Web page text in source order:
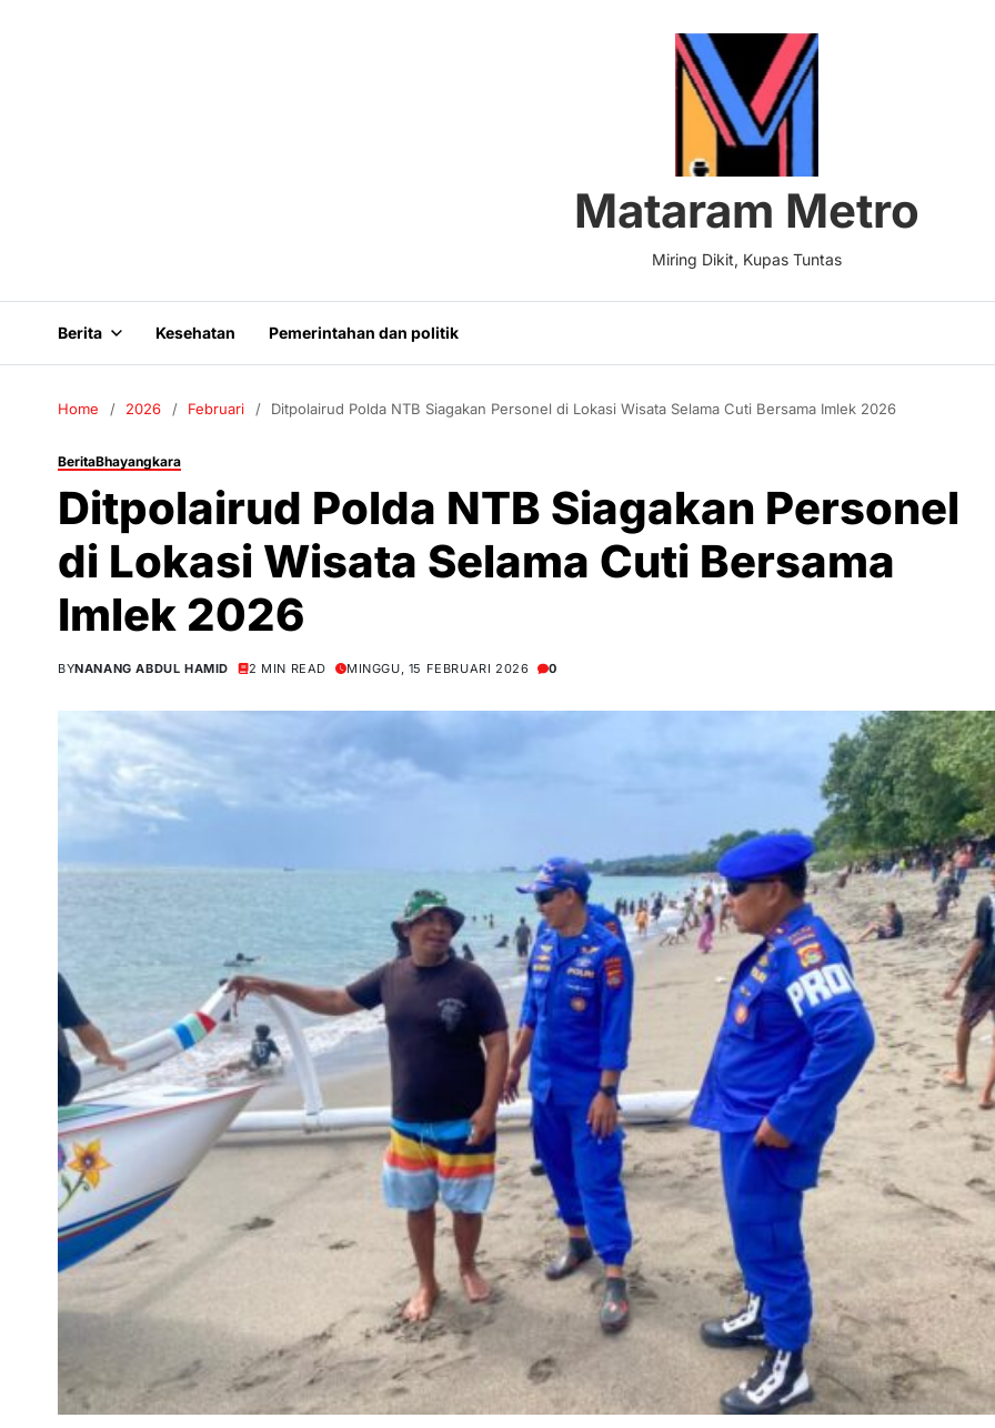
Mataram Metro
Miring Dikit, Kupas Tuntas
Berita Kesehatan Pemerintahan dan politik
Home 2026 Februari Ditpolairud Polda NTB Siagakan Personel di Lokasi Wisata Selama Cuti Bersama Imlek 2026
BeritaBhayangkara
Ditpolairud Polda NTB Siagakan Personel
di Lokasi Wisata Selama Cuti Bersama
Imlek 2026
BYNANANG ABDUL HAMID 2 MIN READ MINGGU, 15 FEBRUARI 2026 0